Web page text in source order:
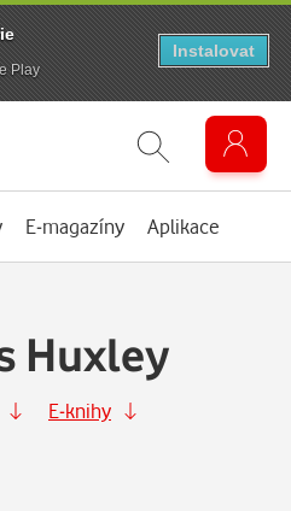
E-magazíny Aplikace
Huxley
E-knihy
Play
Instalovat